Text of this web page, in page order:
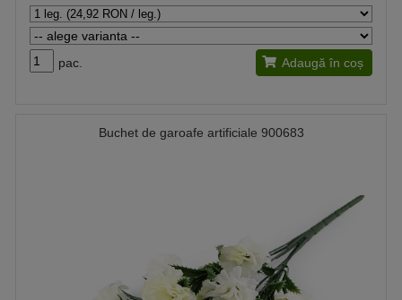
pac. Adaugă în coș
Buchet de garoafe artificiale 900683